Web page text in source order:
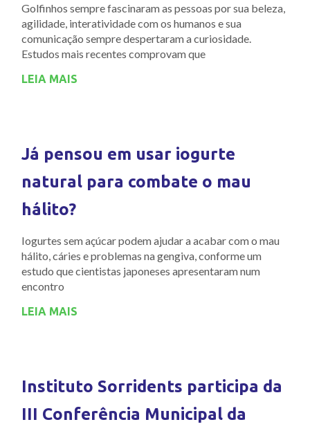
Golfinhos sempre fascinaram as pessoas por sua beleza,
agilidade, interatividade com os humanos e sua
comunicação sempre despertaram a curiosidade.
Estudos mais recentes comprovam que
LEIA MAIS
Já pensou em usar iogurte
natural para combate o mau
hálito?
Iogurtes sem açúcar podem ajudar a acabar com o mau
hálito, cáries e problemas na gengiva, conforme um
estudo que cientistas japoneses apresentaram num
encontro
LEIA MAIS
Instituto Sorridents participa da
III Conferência Municipal da